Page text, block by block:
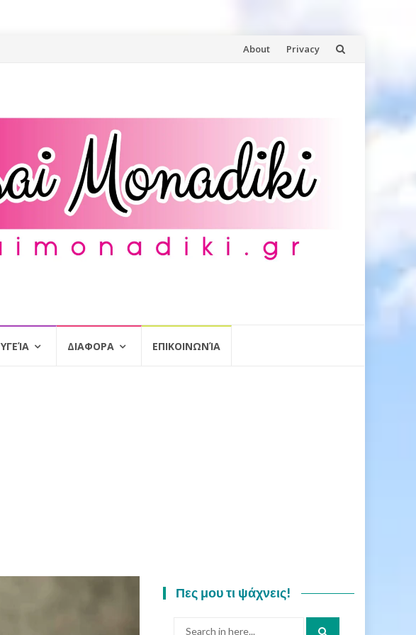
Skip
About Privacy
ΥΓΕΊΑ ΔΙΑΦΟΡΑ ΕΠΙΚΟΙΝΩΝΊΑ
Πες μου τι ψάχνεις!